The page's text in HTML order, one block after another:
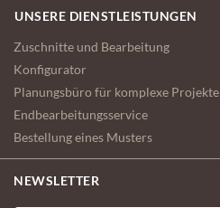
UNSERE DIENSTLEISTUNGEN
Zuschnitte und Bearbeitung
Konfigurator
Planungsbüro für komplexe Projekte
Endbearbeitungsservice
Bestellung eines Musters
NEWSLETTER